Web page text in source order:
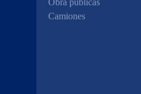
Obra públicas
Camiones